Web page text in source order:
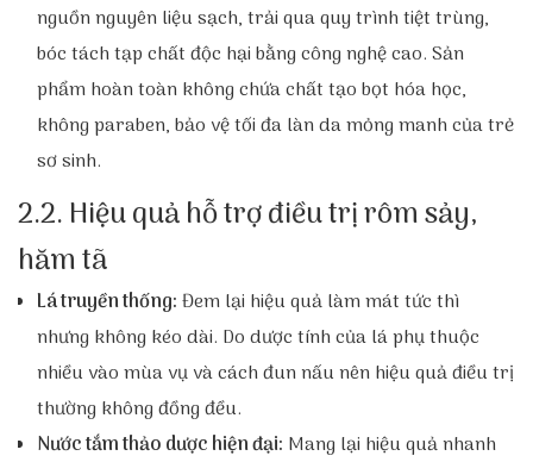
nguồn nguyên liệu sạch, trải qua quy trình tiệt trùng,
bóc tách tạp chất độc hại bằng công nghệ cao. Sản
phẩm hoàn toàn không chứa chất tạo bọt hóa học,
không paraben, bảo vệ tối đa làn da mỏng manh của trẻ
sơ sinh.
2.2. Hiệu quả hỗ trợ điều trị rôm sảy,
hăm tã
Lá truyền thống:Đem lại hiệu quả làm mát tức thì
nhưng không kéo dài. Do dược tính của lá phụ thuộc
nhiều vào mùa vụ và cách đun nấu nên hiệu quả điều trị
thường không đồng đều.
Nước tắm thảo dược hiện đại: Mang lại hiệu quả nhanh